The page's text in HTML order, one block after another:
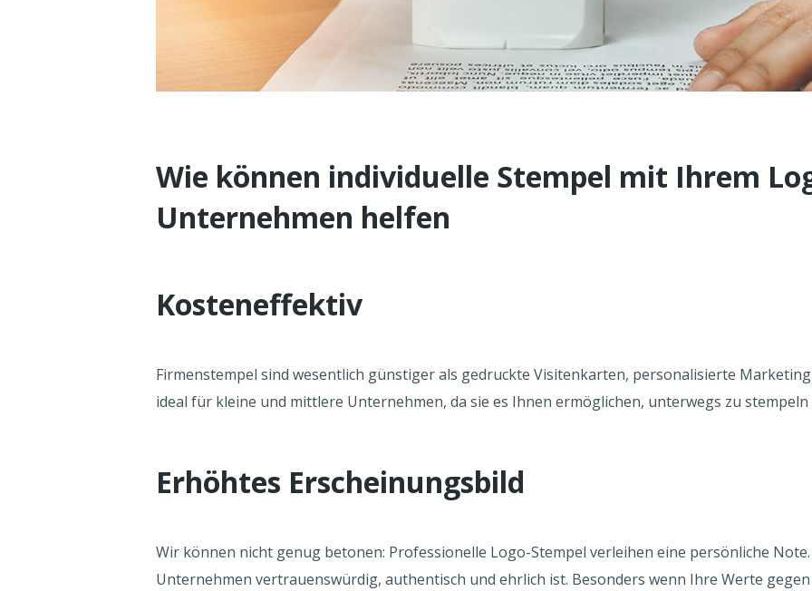
Wie können individuelle Stempel mit Ihrem
Unternehmen helfen
Kosteneffektiv
Firmenstempel sind wesentlich günstiger als gedruckte Visitenkarten, personalisierte
ideal für kleine und mittlere Unternehmen, da sie es Ihnen ermöglichen, unterwegs zu
Erhöhtes Erscheinungsbild
Wir können nicht genug betonen: Professionelle Logo-Stempel verleihen eine persönliche
Unternehmen vertrauenswürdig, authentisch und ehrlich ist. Besonders wenn Ihre Werte